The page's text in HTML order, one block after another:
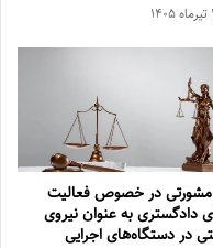
مشورتی در خصوص فعالیت
دادگستری به عنوان نیروی
در دستگاه‌های اجرایی